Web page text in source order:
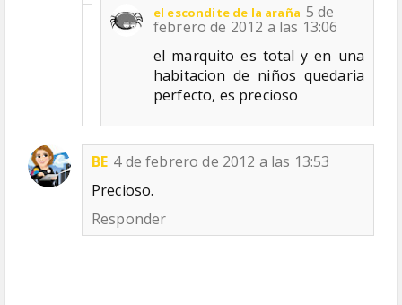
el escondite de la araña 5 de
febrero de 2012 a las 13:06
el marquito es total y en una
habitacion de niños quedaria
perfecto, es precioso
BE 4 de febrero de 2012 a las 13:53
Precioso.
Responder